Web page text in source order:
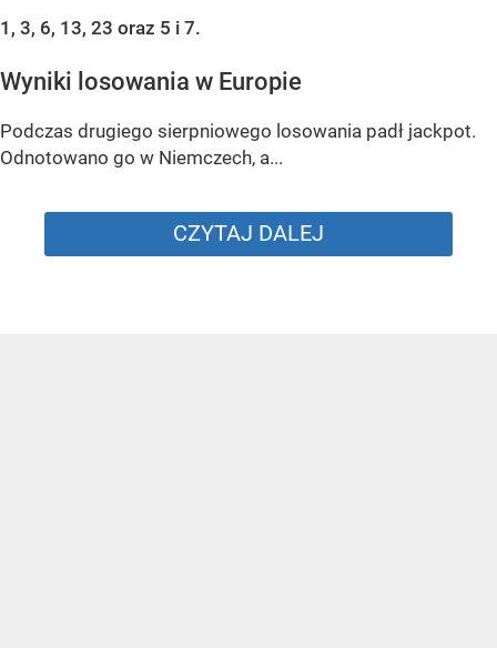
1, 3, 6, 13, 23 oraz 5 i 7.
Wyniki losowania w Europie
Podczas drugiego sierpniowego losowania padł jackpot.
Odnotowano go w Niemczech, a...
CZYTAJ DALEJ